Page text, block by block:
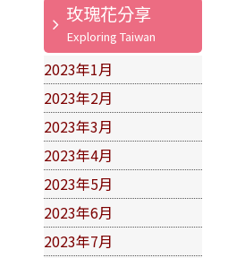
玫瑰花分享
2023年1月
2023年2月
2023年3月
2023年4月
2023年5月
2023年6月
2023年7月